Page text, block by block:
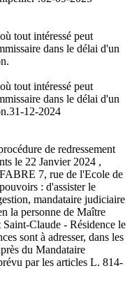
tout intéressé peut
dans le délai d'un
tout intéressé peut
dans le délai d'un
31-12-2024
de redressement
le 22 Janvier 2024 ,
7, rue de l'Ecole de
: d'assister le
mandataire judiciaire
la personne de Maître
Claude - Résidence le
sont à adresser, dans les
du Mandataire
par les articles L. 814-